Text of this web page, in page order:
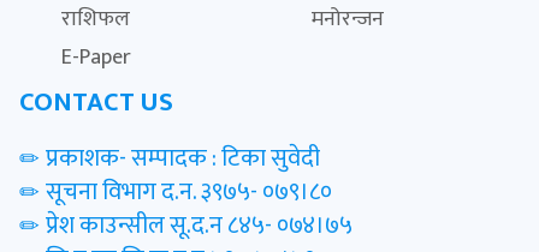
राशिफल
मनोरन्जन
E-Paper
CONTACT US
प्रकाशक- सम्पादक : टिका सुवेदी
सूचना विभाग द.न. ३९७५- ०७९।८०
प्रेश काउन्सील सू.द.न ८४५- ०७४।७५